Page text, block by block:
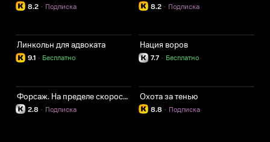
8.2 Подписка
· 8.2 Подписка
·
Линкольн для адвоката
9.1 Бесплатно
·
Нация воров
7.7 Бесплатно
·
Форсаж. На пределе скорости
2.8 Подписка
·
Охота за тенью
8.8 Подписка
·